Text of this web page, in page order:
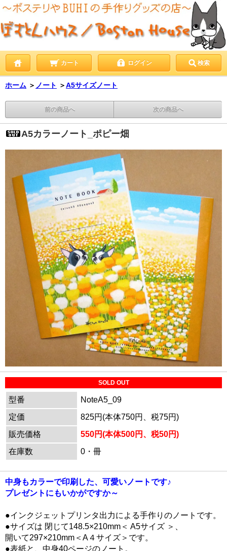
カート ログイン 検索
ホーム ＞ ノート ＞A5サイズノート
前の商品へ 次の商品へ
A5カラーノート_ポピー畑
SOLD OUT
型番
NoteA5_09
定価
825円(本体750円、税75円)
販売価格
550円(本体500円、税50円)
在庫数
0・冊
中身もカラーで印刷した、可愛いノートです♪
プレゼントにもいかがですか～
●インクジェットプリンタ出力による手作りのノートです。
●サイズは 閉じて148.5×210mm＜ A5サイズ ＞、
開いて297×210mm＜A４サイズ＞です。
●表紙と、中身40ページのノート。